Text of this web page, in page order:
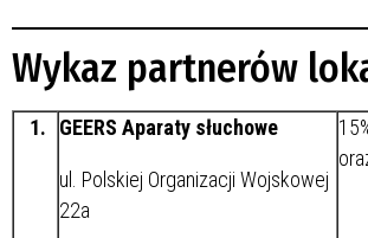
Wykaz partnerów
1. GEERS Aparaty słuchowe
ul. Polskiej Organizacji Wojskowej
22a